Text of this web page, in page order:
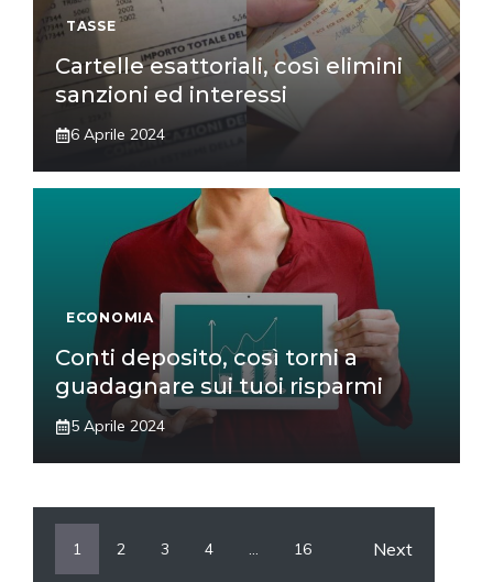
TASSE
Cartelle esattoriali, così elimini
sanzioni ed interessi
6 Aprile 2024
ECONOMIA
Conti deposito, così torni a
guadagnare sui tuoi risparmi
5 Aprile 2024
1 2 3 4 … 16 Next